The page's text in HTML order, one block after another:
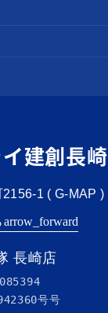
建創長崎
2156-1 ( G-MAP )
arrow_forward
長崎店
号号